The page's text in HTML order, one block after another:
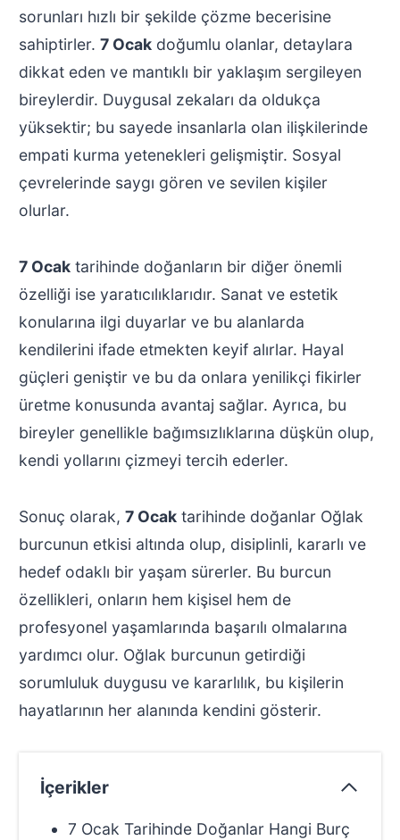
sorunları hızlı bir şekilde çözme becerisine
sahiptirler. 7 Ocakdoğumlu olanlar, detaylara
dikkat eden ve mantıklı bir yaklaşım sergileyen
bireylerdir. Duygusal zekaları da oldukça
yüksektir; bu sayede insanlarla olan ilişkilerinde
empati kurma yetenekleri gelişmiştir. Sosyal
çevrelerinde saygı gören ve sevilen kişiler
olurlar.
7 Ocaktarihinde doğanların bir diğer önemli
özelliği ise yaratıcılıklarıdır. Sanat ve estetik
konularına ilgi duyarlar ve bu alanlarda
kendilerini ifade etmekten keyif alırlar. Hayal
güçleri geniştir ve bu da onlara yenilikçi fikirler
üretme konusunda avantaj sağlar. Ayrıca, bu
bireyler genellikle bağımsızlıklarına düşkün olup,
kendi yollarını çizmeyi tercih ederler.
Sonuç olarak, 7 Ocaktarihinde doğanlar Oğlak
burcunun etkisi altında olup, disiplinli, kararlı ve
hedef odaklı bir yaşam sürerler. Bu burcun
özellikleri, onların hem kişisel hem de
profesyonel yaşamlarında başarılı olmalarına
yardımcı olur. Oğlak burcunun getirdiği
sorumluluk duygusu ve kararlılık, bu kişilerin
hayatlarının her alanında kendini gösterir.
İçerikler
7 Ocak Tarihinde Doğanlar Hangi Burç